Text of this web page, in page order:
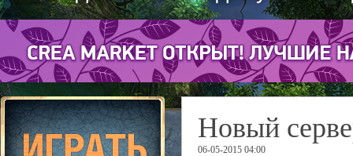
Новый
06-05-2015 04:00